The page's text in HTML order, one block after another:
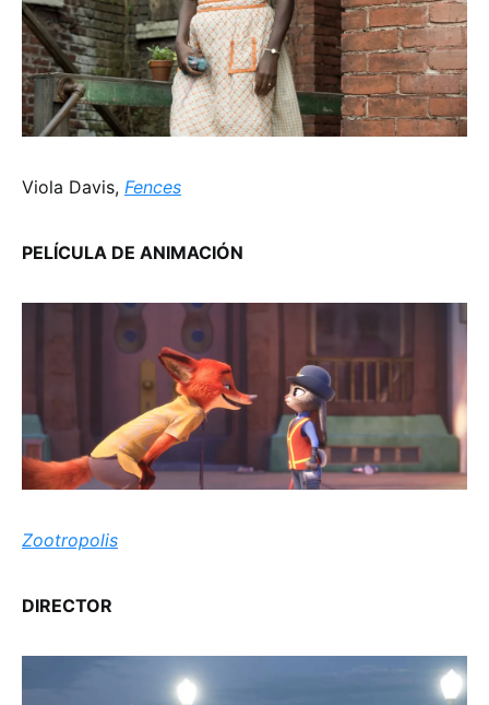
Viola Davis, Fences
PELÍCULA DE ANIMACIÓN
Zootropolis
DIRECTOR